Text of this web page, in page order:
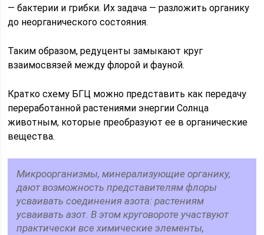
— бактерии и грибки. Их задача — разложить органику
до неорганического состояния.
Таким образом, редуценты замыкают круг
взаимосвязей между флорой и фауной.
Кратко схему БГЦ можно представить как передачу
переработанной растениями энергии Солнца
животным, которые преобразуют ее в органические
вещества.
Микроорганизмы, минерализующие органику,
дают возможность представителям флоры
усваивать соединения азота: растениям
усваивать азот. В этом круговороте участвуют
практически все химические элементы,